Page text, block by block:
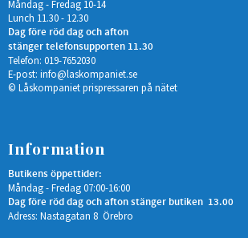
Måndag - Fredag 10-14
Lunch 11.30 - 12.30
Dag före röd dag och afton
stänger telefonsupporten 11.30
Telefon: 019-7652030
E-post: info@laskompaniet.se
© Låskompaniet prispressaren på nätet
Information
Butikens öppettider:
Måndag - Fredag 07:00-16:00
Dag före röd dag och afton stänger butiken 13.00
Adress: Nastagatan 8 Örebro